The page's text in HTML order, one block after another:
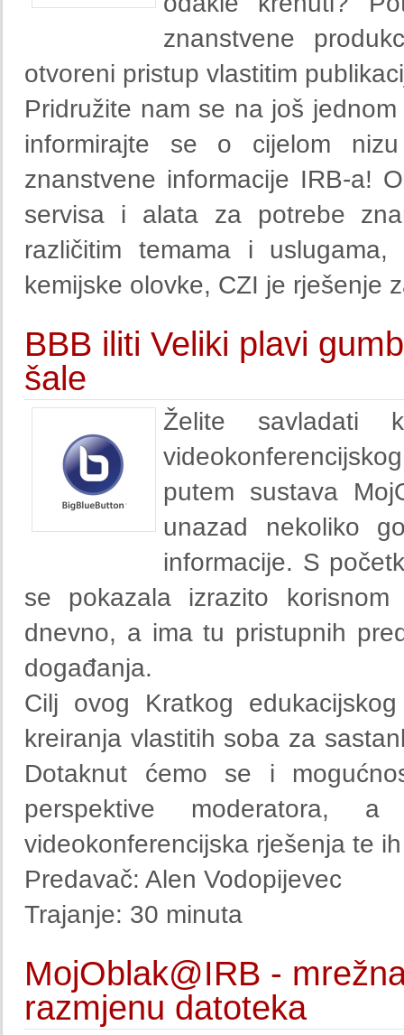
znanstvene
otvoreni pristup vlastitim
Pridružite nam se na još
informirajte se o cijelom
znanstvene informacije IRB-a!
servisa i alata za potrebe
različitim temama i
kemijske olovke, CZI je rješenje
BBB iliti Veliki plavi
šale
Želite savladati
putem sustava
unazad nekoliko
informacije. S
se pokazala izrazito
dnevno, a ima tu pristupnih
događanja.
Cilj ovog Kratkog
kreiranja vlastitih soba za
Dotaknut ćemo se i
perspektive moderatora,
videokonferencijska rješenja te
Predavač: Alen Vodopijevec
Trajanje: 30 minuta
MojOblak@IRB -
razmjenu datoteka